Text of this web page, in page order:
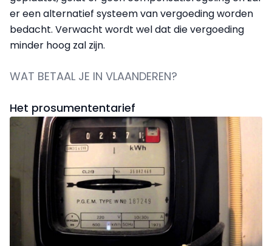
er een alternatief systeem van vergoeding worden
bedacht. Verwacht wordt wel dat die vergoeding
minder hoog zal zijn.
WAT BETAAL JE IN VLAANDEREN?
Het prosumententarief